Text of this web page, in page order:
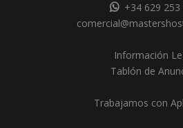
+34 629 253
Información
Tablón de
Trabajamos con